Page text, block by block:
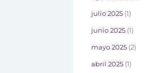
julio 2025 (1)
junio 2025 (1)
mayo 2025 (2)
abril 2025 (1)